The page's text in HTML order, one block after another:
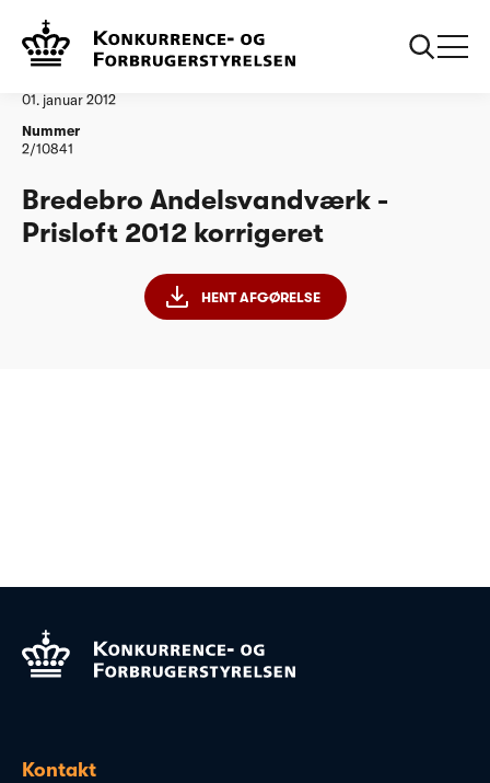
Vandtilsyn
01. januar 2012
Nummer
2/10841
Bredebro Andelsvandværk -
Prisloft 2012 korrigeret
HENT AFGØRELSE
Kontakt